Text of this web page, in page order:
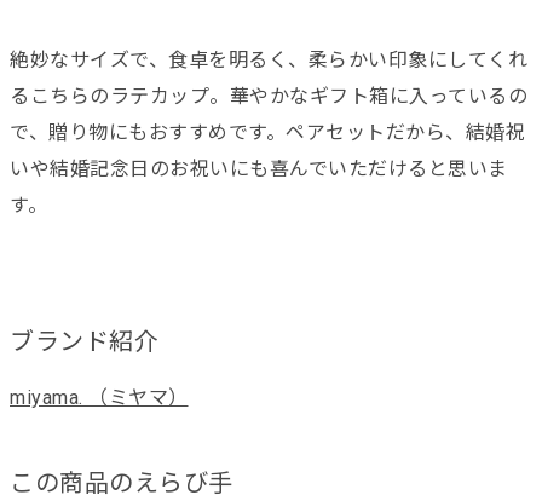
絶妙なサイズで、食卓を明るく、柔らかい印象にしてくれ
るこちらのラテカップ。華やかなギフト箱に入っているの
で、贈り物にもおすすめです。ペアセットだから、結婚祝
いや結婚記念日のお祝いにも喜んでいただけると思いま
す。
ブランド紹介
miyama. （ミヤマ）
この商品のえらび手